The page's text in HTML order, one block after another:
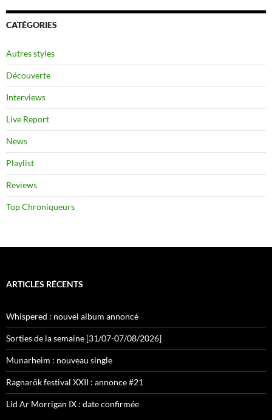
CATÉGORIES
Autres styles
Découverte
Interviews
Live Report
News
Playlist
Reviews
Top Chroniqueurs
ARTICLES RÉCENTS
Whispered : nouvel album annoncé
Sorties de la semaine [31/07-07/08/2026]
Munarheim : nouveau single
Ragnarök festival XXII : annonce #21
Lid Ar Morrigan IX : date confirmée